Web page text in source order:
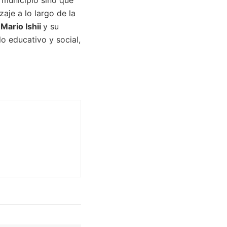
a lo largo de la
Ishii y su
educativo y social,